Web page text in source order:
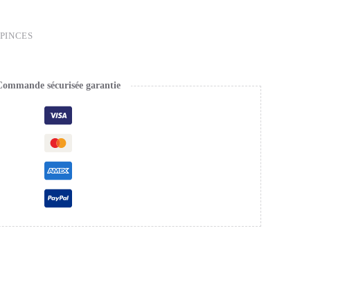
PINCES
sécurisée garantie